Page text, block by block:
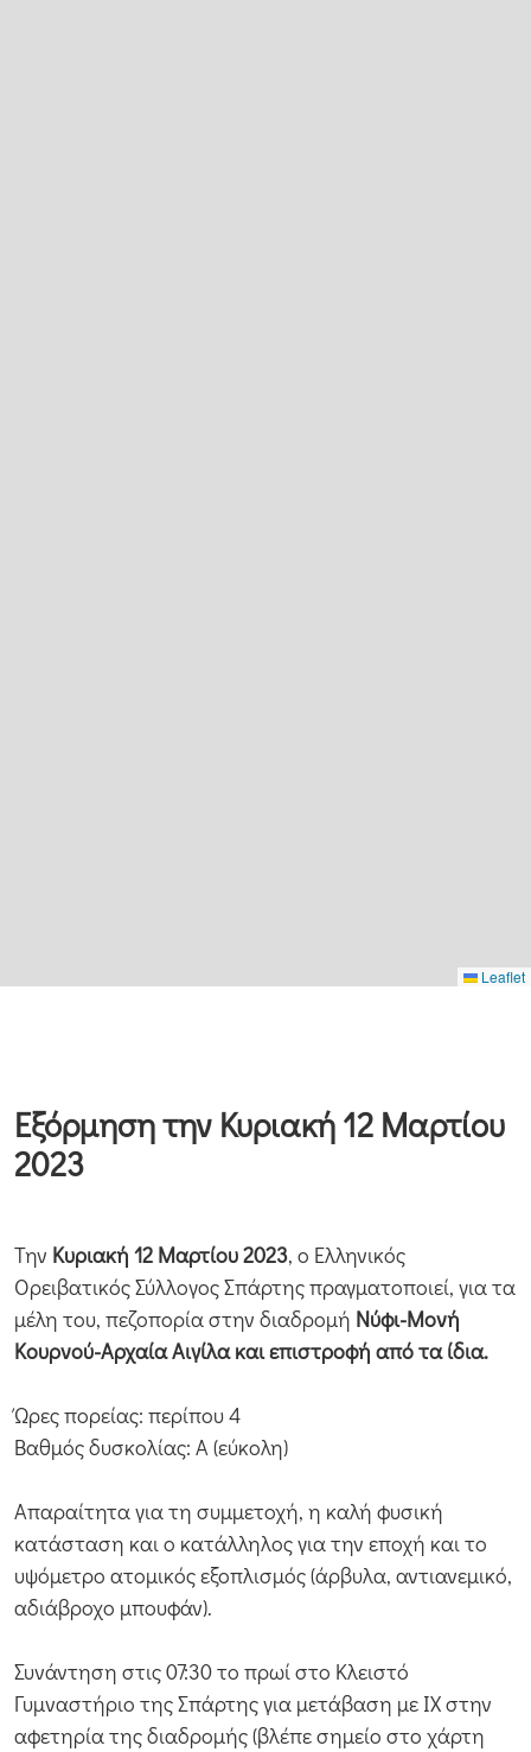
Leaflet
Εξόρμηση την Κυριακή 12 Μαρτίου
2023
Την Κυριακή 12 Μαρτίου 2023, ο Ελληνικός
Ορειβατικός Σύλλογος Σπάρτης πραγματοποιεί, για τα
μέλη του, πεζοπορία στην διαδρομή Νύφι-Μονή
Κουρνού-Αρχαία Αιγίλα και επιστροφή από τα ίδια.
Ώρες πορείας: περίπου 4
Βαθμός δυσκολίας: Α (εύκολη)
Απαραίτητα για τη συμμετοχή, η καλή φυσική
κατάσταση και ο κατάλληλος για την εποχή και το
υψόμετρο ατομικός εξοπλισμός (άρβυλα, αντιανεμικό,
αδιάβροχο μπουφάν).
Συνάντηση στις 07:30 το πρωί στο Κλειστό
Γυμναστήριο της Σπάρτης για μετάβαση με ΙΧ στην
αφετηρία της διαδρομής (βλέπε σημείο στο χάρτη